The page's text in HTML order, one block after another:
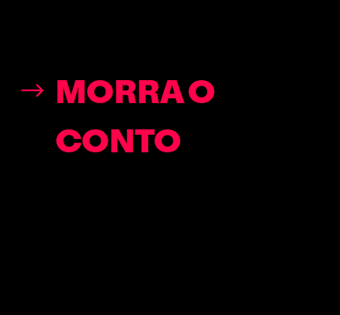
MORRA O
CONTO